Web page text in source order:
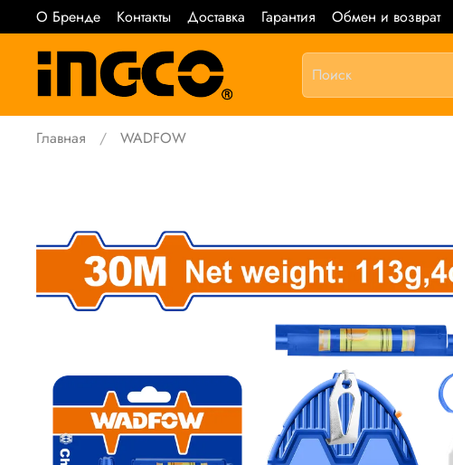
О Бренде Контакты Доставка Гарантия Обмен и возврат
Главная WADFOW